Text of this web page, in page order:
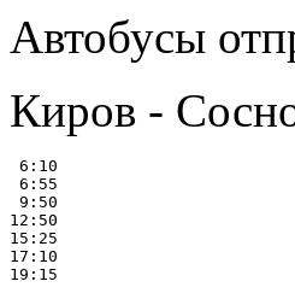
Автобусы
Киров -
6:10
6:55
9:50
12:50
15:25
17:10